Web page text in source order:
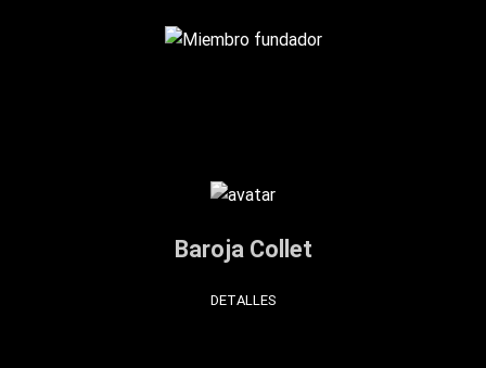
Baroja Collet
DETALLES